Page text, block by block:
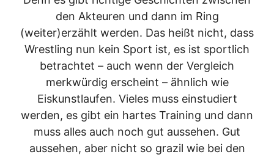
den Akteuren und dann im Ring
(weiter)erzählt werden. Das heißt nicht, dass
Wrestling nun kein Sport ist, es ist sportlich
betrachtet – auch wenn der Vergleich
merkwürdig erscheint – ähnlich wie
Eiskunstlaufen. Vieles muss einstudiert
werden, es gibt ein hartes Training und dann
muss alles auch noch gut aussehen. Gut
aussehen, aber nicht so grazil wie bei den